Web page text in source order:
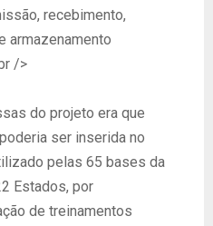
recebimento,
armazenamento
/>
do projeto era que
ser inserida no
pelas 65 bases da
Estados, por
de treinamentos